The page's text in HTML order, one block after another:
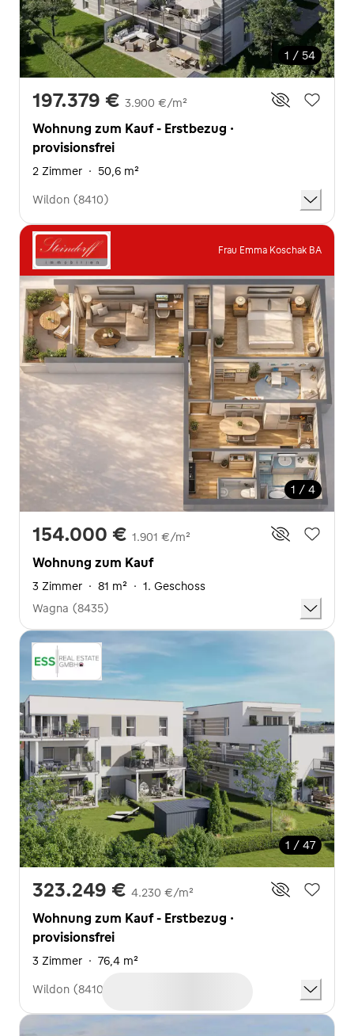
1 / 54
197.379 € 3.900 €/m²
Wohnung zum Kauf - Erstbezug ·
provisionsfrei
2 Zimmer · 50,6 m²
Wildon (8410)
Frau Emma Koschak BA
1 / 4
154.000 € 1.901 €/m²
Wohnung zum Kauf
3 Zimmer · 81 m² · 1. Geschoss
Wagna (8435)
1 / 47
323.249 € 4.230 €/m²
Wohnung zum Kauf - Erstbezug ·
provisionsfrei
3 Zimmer · 76,4 m²
Wildon (8410)